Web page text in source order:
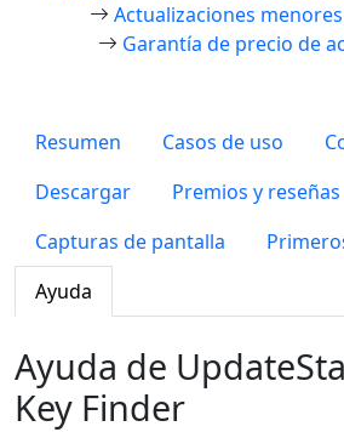
Actualizaciones
Garantía de precio de
Resumen Casos de uso
Descargar
Premios y reseñas
Capturas de pantalla
Ayuda
Ayuda de
Key Finder